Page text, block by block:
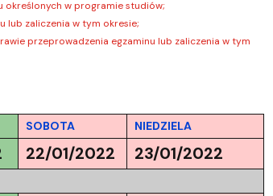
określonych w programie studiów;
lub zaliczenia w tym okresie;
przeprowadzenia egzaminu lub zaliczenia w tym
SOBOTA NIEDZIELA
22/01/2022 23/01/2022